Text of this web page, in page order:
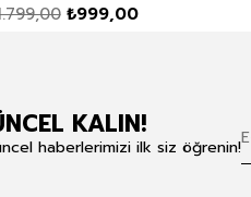
₺999,00
KALIN!
haberlerimizi ilk siz öğrenin!